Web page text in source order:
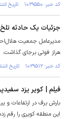
کد خبر: ۱۰۲۹۵۵۰ تاریخ انتشار : ۱۴۰۴/۰۹/۲۸
جزئیات یک حادثه تلخ
مدیرعامل جمعیت
هراز فوتی برجای گذاشت.
کد خبر: ۱۰۲۹۵۱۲ تاریخ انتشار : ۱۴۰۴/۰۹/۲۷
فیلم | کویر یزد
بارش برف در ارتفاعات و
این منطقه کویری را رقم